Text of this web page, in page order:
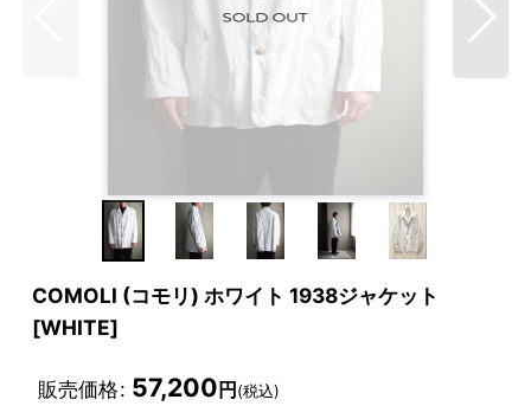
COMOLI (コモリ) ホワイト 1938ジャケット
[WHITE]
販売価格: 57,200 円 (税込)